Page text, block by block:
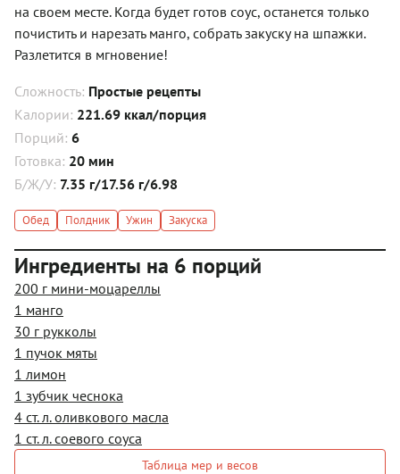
на своем месте. Когда будет готов соус, останется только
почистить и нарезать манго, собрать закуску на шпажки.
Разлетится в мгновение!
Сложность: Простые рецепты
Калории: 221.69 ккал/порция
Порций: 6
Готовка: 20 мин
Б/Ж/У: 7.35 г/17.56 г/6.98
Обед Полдник Ужин Закуска
Ингредиенты на 6 порций
200 г мини-моцареллы
1 манго
30 г рукколы
1 пучок мяты
1 лимон
1 зубчик чеснока
4 ст. л. оливкового масла
1 ст. л. соевого соуса
Таблица мер и весов